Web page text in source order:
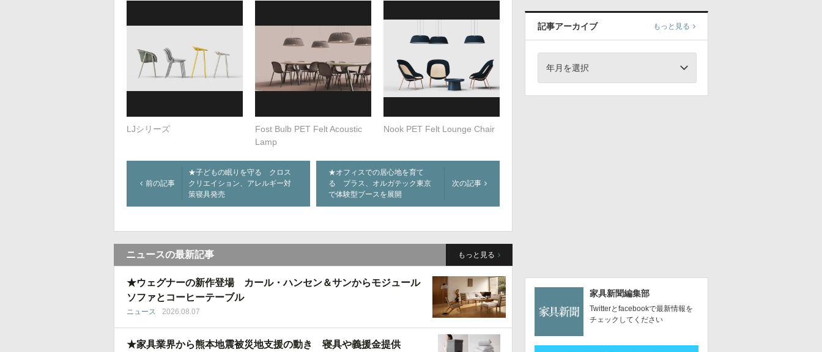
LJシリーズ
Fost Bulb PET Felt Acoustic
Lamp
Nook PET Felt Lounge Chair
前の記事
★子どもの眠りを守る クロス
クリエイション、アレルギー対
策寝具発売
★オフィスでの居心地を育て
る プラス、オルガテック東京
で体験型ブースを展開
次の記事
ニュースの最新記事 もっと見る
★ウェグナーの新作登場 カール・ハンセン＆サンからモジュール
ソファとコーヒーテーブル
ニュース 2026.08.07
★家具業界から熊本地震被災地支援の動き 寝具や義援金提供
記事アーカイブ もっと見る
年月を選択
家具新聞編集部
Twitterとfacebookで最新情報を
チェックしてください